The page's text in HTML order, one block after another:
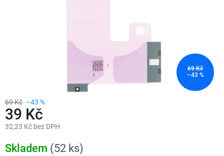
69 Kč
–43 %
69 Kč –43 %
39 Kč
32,23 Kč bez DPH
cena:
Skladem (52 ks)